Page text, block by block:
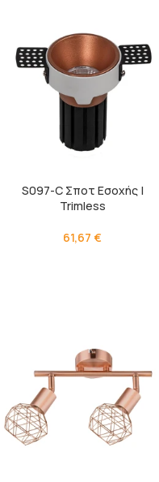
S097-C Σποτ Εσοχής |
Trimless
61,67€